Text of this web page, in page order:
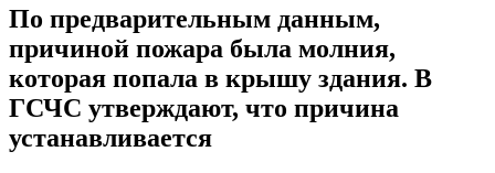
По предварительным данным,
причиной пожара была молния,
которая попала в крышу здания. В
ГСЧС утверждают, что причина
устанавливается